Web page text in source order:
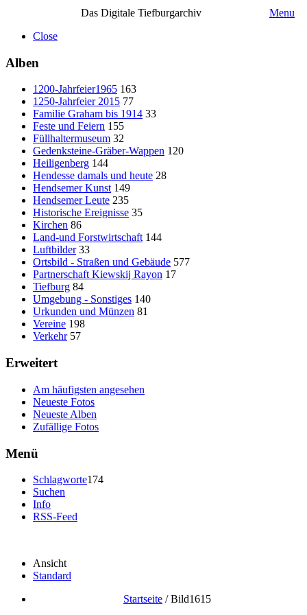
Das Digitale Tiefburgarchiv
Menu
Close
Alben
1200-Jahrfeier1965 163
1250-Jahrfeier 2015 77
Familie Graham bis 1914 33
Feste und Feiern 155
Füllhaltermuseum 32
Gedenksteine-Gräber-Wappen 120
Heiligenberg 144
Hendesse damals und heute 28
Hendsemer Kunst 149
Hendsemer Leute 235
Historische Ereignisse 35
Kirchen 86
Land-und Forstwirtschaft 144
Luftbilder 33
Ortsbild - Straßen und Gebäude 577
Partnerschaft Kiewskij Rayon 17
Tiefburg 84
Umgebung - Sonstiges 140
Urkunden und Münzen 81
Vereine 198
Verkehr 57
Erweitert
Am häufigsten angesehen
Neueste Fotos
Neueste Alben
Zufällige Fotos
Menü
Schlagworte174
Suchen
Info
RSS-Feed
Ansicht
Standard
Startseite /Bild1615